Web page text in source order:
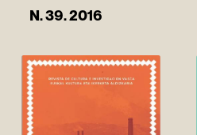
N. 39. 2016